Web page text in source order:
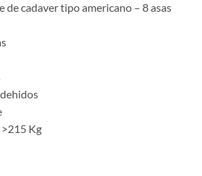
de cadaver tipo americano – 8 asas
Kg